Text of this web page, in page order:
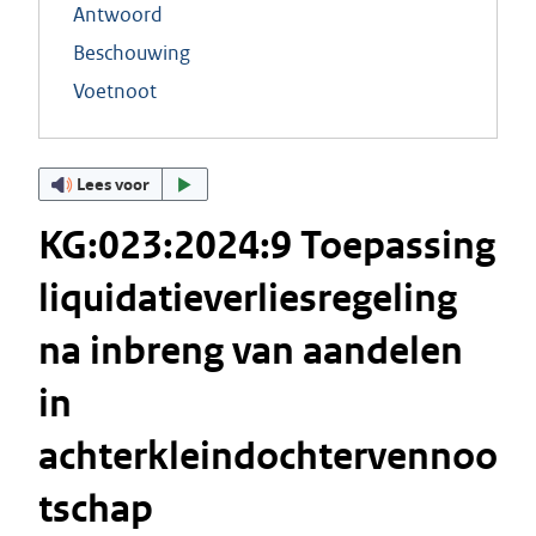
Antwoord
Beschouwing
Voetnoot
Lees voor
KG:023:2024:9 Toepassing
liquidatieverliesregeling
na inbreng van aandelen
in
achterkleindochtervennoo
tschap